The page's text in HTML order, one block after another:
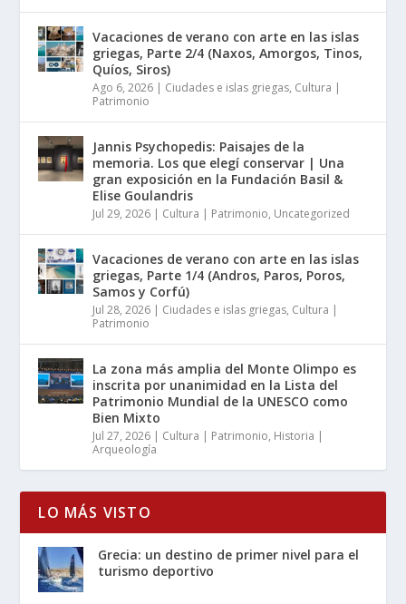
Vacaciones de verano con arte en las islas
griegas, Parte 2/4 (Naxos, Amorgos, Tinos,
Quíos, Siros)
Ago 6, 2026 | Ciudades e islas griegas, Cultura |
Patrimonio
Jannis Psychopedis: Paisajes de la
memoria. Los que elegí conservar | Una
gran exposición en la Fundación Basil &
Elise Goulandris
Jul 29, 2026 | Cultura | Patrimonio, Uncategorized
Vacaciones de verano con arte en las islas
griegas, Parte 1/4 (Andros, Paros, Poros,
Samos y Corfú)
Jul 28, 2026 | Ciudades e islas griegas, Cultura |
Patrimonio
La zona más amplia del Monte Olimpo es
inscrita por unanimidad en la Lista del
Patrimonio Mundial de la UNESCO como
Bien Mixto
Jul 27, 2026 | Cultura | Patrimonio, Historia |
Arqueología
LO MÁS VISTO
Grecia: un destino de primer nivel para el
turismo deportivo